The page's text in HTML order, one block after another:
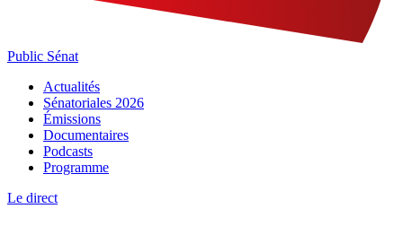
Public Sénat
Actualités
Sénatoriales 2026
Émissions
Documentaires
Podcasts
Programme
Le direct